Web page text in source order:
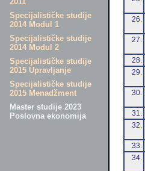
Specijalističke studije
2014 Modul 1
Specijalističke studije
2014 Modul 2
Specijalističke studije
2015 Upravljanje
Specijalističke studije
2015 Menadžment
Master studije 2023
Poslovna ekonomija
26.
27.
28.
29.
30.
31.
32.
33.
34.